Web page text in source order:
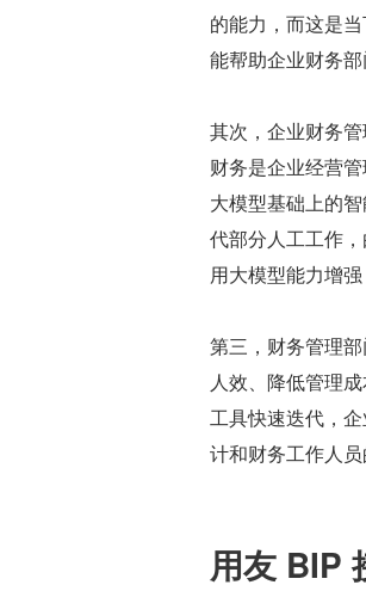
的能力，而这是
能帮助企业财务
其次，企业财务
财务是企业经营
大模型基础上的
代部分人工工作
用大模型能力增
第三，财务管理
人效、降低管理
工具快速迭代，
计和财务工作人员
用友 BIP